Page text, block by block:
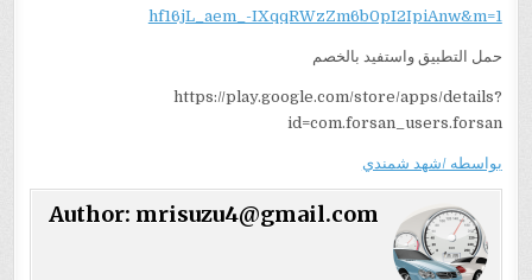
hf16jL_aem_-IXqqRWzZm6b0pI2IpiAnw&m=1
حمل التطبيق واستفيد بالخصم
https://play.google.com/store/apps/details?
id=com.forsan_users.forsan
بواسطه /شهد شمندي
Author: mrisuzu4@gmail.com